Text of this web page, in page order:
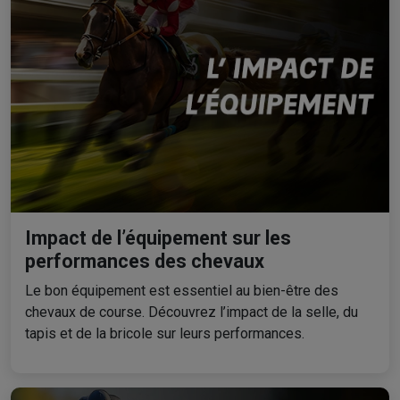
Impact de l’équipement sur les
performances des chevaux
Le bon équipement est essentiel au bien-être des
chevaux de course. Découvrez l’impact de la selle, du
tapis et de la bricole sur leurs performances.